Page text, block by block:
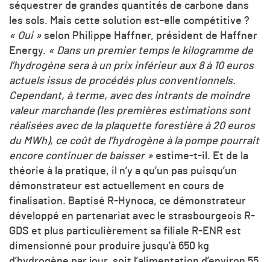
séquestrer de grandes quantités de carbone dans
les sols. Mais cette solution est-elle compétitive ?
« Oui » selon Philippe Haffner, président de Haffner
Energy. « Dans un premier temps le kilogramme de
l’hydrogène sera à un prix inférieur aux 8 à 10 euros
actuels issus de procédés plus conventionnels.
Cependant, à terme, avec des intrants de moindre
valeur marchande (les premières estimations sont
réalisées avec de la plaquette forestière à 20 euros
du MWh), ce coût de l’hydrogène à la pompe pourrait
encore continuer de baisser » estime-t-il. Et de la
théorie à la pratique, il n’y a qu’un pas puisqu’un
démonstrateur est actuellement en cours de
finalisation. Baptisé R-Hynoca, ce démonstrateur
développé en partenariat avec le strasbourgeois R-
GDS et plus particulièrement sa filiale R-ENR est
dimensionné pour produire jusqu’à 650 kg